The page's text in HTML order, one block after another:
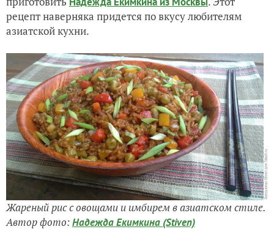
рецепт наверняка придется по вкусу любителям
азиатской кухни.
Жареный рис с овощами и имбирем в азиатском стиле.
Автор фото:Надежда Екимкина (Stiven)